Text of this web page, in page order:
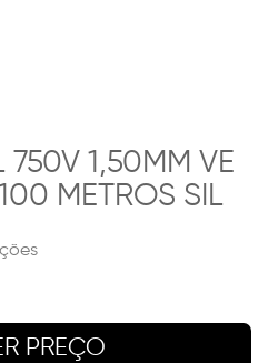
750V 1,50MM VE
METROS SIL
PREÇO